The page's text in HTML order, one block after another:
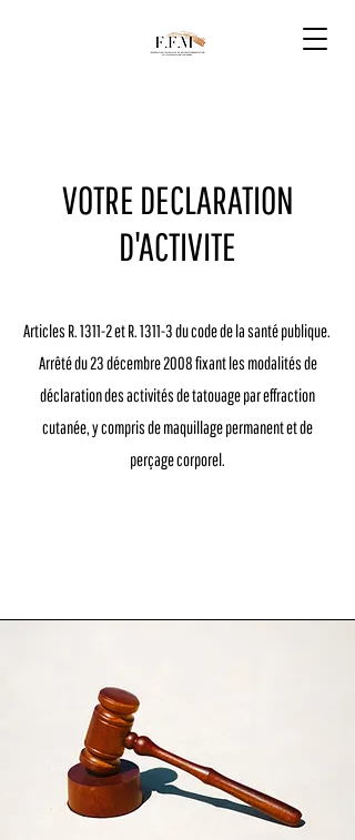
VOTRE DECLARATION
D'ACTIVITE
Articles R. 1311-2 et R. 1311-3 du code de la santé publique.
Arrêté du 23 décembre 2008 fixant les modalités de
déclaration des activités de tatouage par effraction
cutanée, y compris de maquillage permanent et de
perçage corporel.